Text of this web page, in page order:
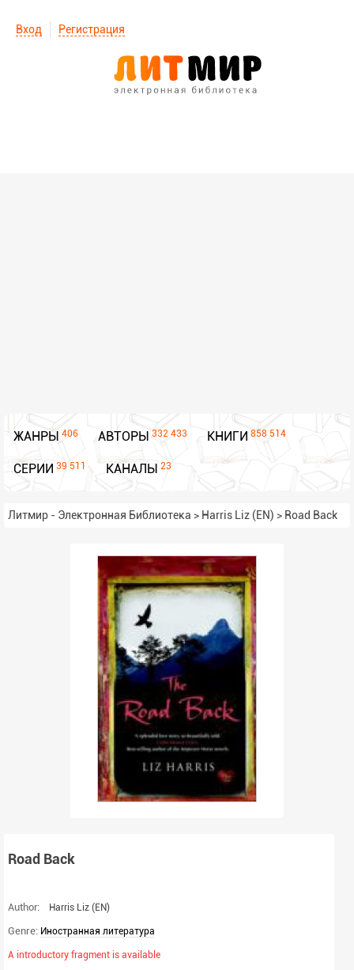
Вход Регистрация
ЖАНРЫ 406 АВТОРЫ 332 433 КНИГИ 858 514
СЕРИИ 39 511 КАНАЛЫ 23
Литмир - Электронная Библиотека > Harris Liz (EN) > Road Back
Road Back
Author: Harris Liz (EN)
Genre: Иностранная литература
A introductory fragment is available